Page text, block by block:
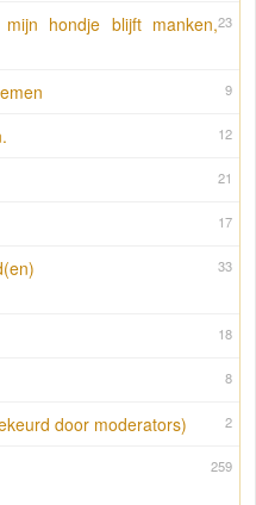
23
hondje blijft manken,
9
12
21
17
33
18
8
2
door moderators)
259